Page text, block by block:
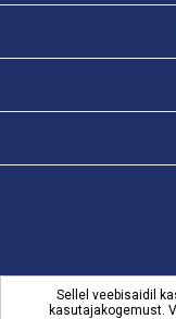
Sellel veebisaidil
kasutajakogemust.